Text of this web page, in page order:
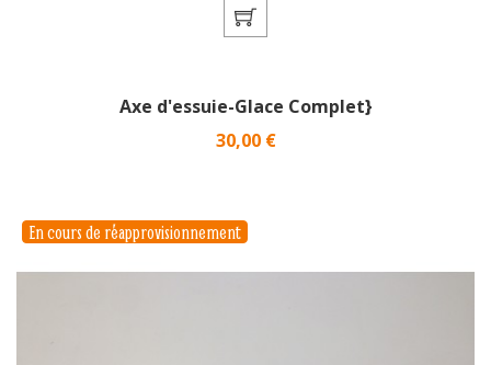
Axe d'essuie-Glace Complet}
Prix
30,00 €
En cours de réapprovisionnement